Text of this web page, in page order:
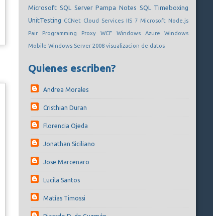
Microsoft SQL ServerPampa Notes SQL Timeboxing
UnitTesting CCNet Cloud Services IIS 7 Microsoft Node.js
Pair Programming Proxy WCF Windows AzureWindows
MobileWindows Server 2008visualizacion de datos
Quienes escriben?
Andrea Morales
Cristhian Duran
Florencia Ojeda
Jonathan Siciliano
Jose Marcenaro
Lucila Santos
Matías Timossi